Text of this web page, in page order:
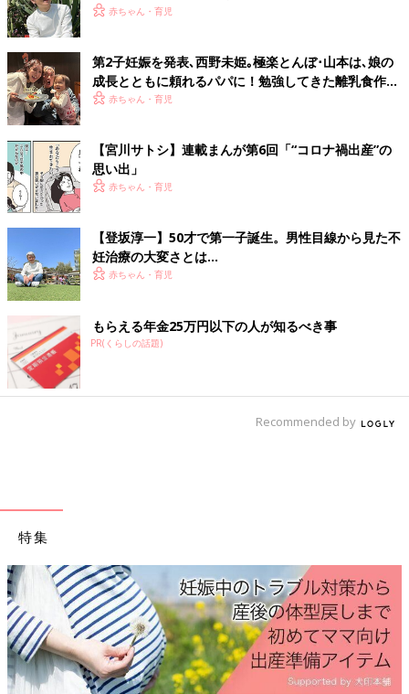
ベビーカーでお散歩。ちょっとひと休み。
にくるっと回る。両腕を前に伸ばし、腰と脚を動かそうともが
く。少しすると苦しそうに「うー」と声を出す。
こんなときパパはどうしたらよいのか…すぐに助けるのか？見守
るのか？私が出した答えは“応援する”です。
「Let's go ◯◯（娘の名前）！」手をたたいてそう声をかけ応援
え返答しています。伝わったり、伝わらなかったりしますが、娘
とコミュニケーションを重ねることを大事にしています。寝返り
離乳食への準備
いま、娘に伝えようとしているのが「食事」です。離乳食はまだ
始めていませんが、食事のときに、娘を抱っこして料理や食べる
ところを見せています。「食」に興味をもたせようという作戦で
赤ちゃん・育児
第2子妊娠を発表､西野未姫｡極楽とんぼ･山本は､娘の
成長とともに頼れるパパに！勉強してきた離乳食作り
は､娘の食べむらに悪戦苦闘･･･
赤ちゃん・育児
【宮川サトシ】連載まんが第6回「“コロナ禍出産”の
思い出」
赤ちゃん・育児
【登坂淳一】50才で第一子誕生。男性目線から見た不
妊治療の大変さとは…
赤ちゃん・育児
もらえる年金25万円以下の人が知るべき事
PR(くらしの話題)
Recommended by
特集